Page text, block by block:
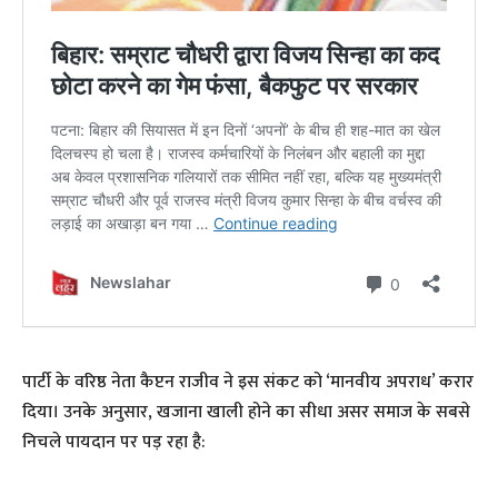
पार्टी के वरिष्ठ नेता कैप्टन राजीव ने इस संकट को ‘मानवीय अपराध’ करार
दिया। उनके अनुसार, खजाना खाली होने का सीधा असर समाज के सबसे
निचले पायदान पर पड़ रहा है: